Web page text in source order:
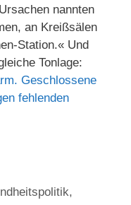
nannten
an Kreißsälen
Station.« Und
Tonlage:
Geschlossene
fehlenden
,